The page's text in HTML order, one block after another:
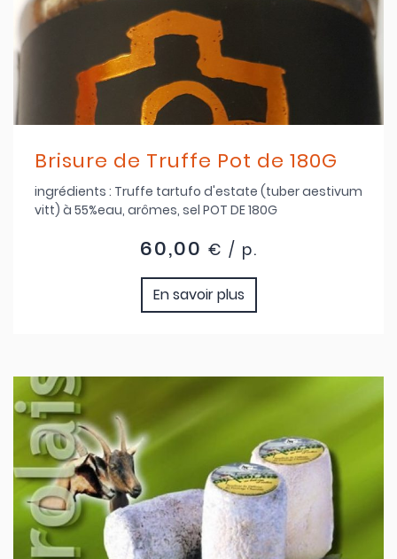
Brisure de Truffe Pot de 180G
ingrédients : Truffe tartufo d'estate (tuber aestivum
vitt) à 55%eau, arômes, sel POT DE 180G
60,00 € / p.
En savoir plus